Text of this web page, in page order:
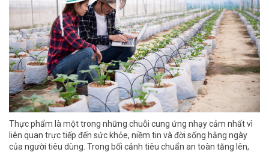
Thực phẩm là một trong những chuỗi cung ứng nhạy cảm nhất vì
liên quan trực tiếp đến sức khỏe, niềm tin và đời sống hằng ngày
của người tiêu dùng. Trong bối cảnh tiêu chuẩn an toàn tăng lên,